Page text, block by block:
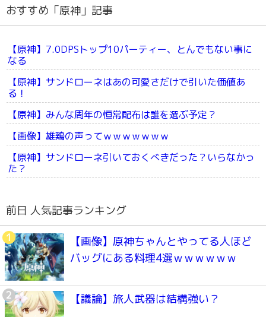
おすすめ「原神」記事
【原神】7.0DPSトップ10パーティー、とんでもない事に
なる
【原神】サンドローネはあの可愛さだけで引いた価値あ
る！
【原神】みんな周年の恒常配布は誰を選ぶ予定？
【画像】雄鶏の声ってｗｗｗｗｗｗｗ
【原神】サンドローネ引いておくべきだった？いらなかっ
た？
前日 人気記事ランキング
【画像】原神ちゃんとやってる人ほど
バッグにある料理4選ｗｗｗｗｗｗ
【議論】旅人武器は結構強い？